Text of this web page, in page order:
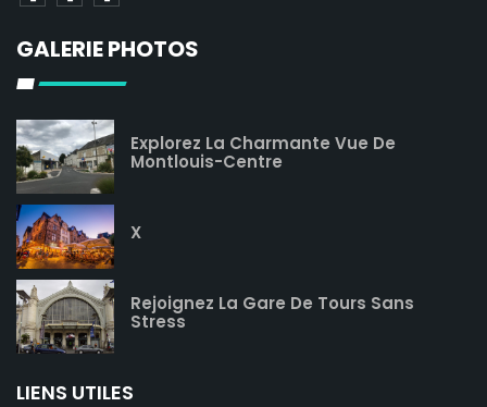
GALERIE PHOTOS
Explorez La Charmante Vue De
Montlouis-Centre
X
Rejoignez La Gare De Tours Sans
Stress
LIENS UTILES